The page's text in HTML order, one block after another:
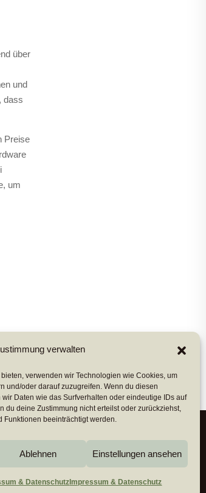
verwalten
verwenden wir Technologien wie Cookies, um
und/oder darauf zuzugreifen. Wenn du diesen
Daten wie das Surfverhalten oder eindeutige IDs auf
du deine Zustimmung nicht erteilst oder zurückziehst,
Funktionen beeinträchtigt werden.
Ablehnen Einstellungen ansehen
& Datenschutz Impressum & Datenschutz
über
und
dass
Preise
um
Impressum & Datenschutz